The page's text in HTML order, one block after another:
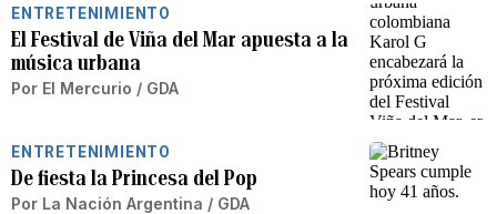
ENTRETENIMIENTO
El Festival de Viña del Mar apuesta a la
música urbana
Por El Mercurio / GDA
ENTRETENIMIENTO
De fiesta la Princesa del Pop
Por La Nación Argentina / GDA